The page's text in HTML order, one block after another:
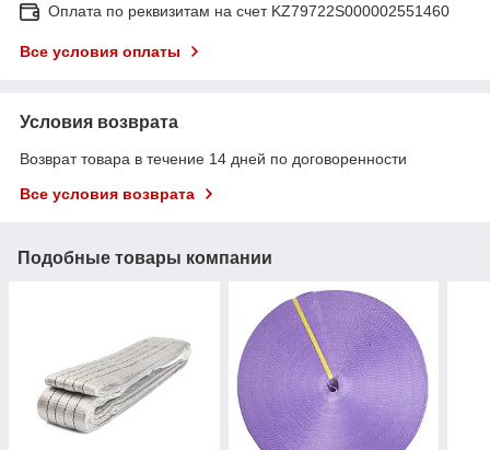
Оплата по реквизитам на счет KZ79722S000002551460
Все условия оплаты
Условия возврата
Возврат товара в течение 14 дней по договоренности
Все условия возврата
Подобные товары компании